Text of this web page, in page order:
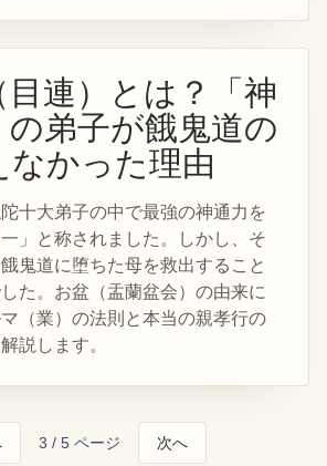
目連）とは？「神
の弟子が餓鬼道の
なかった理由
十大弟子の中で最強の神通力を
」と称されました。しかし、そ
鬼道に堕ちた母を救出すること
た。お盆（盂蘭盆会）の由来に
（業）の法則と本当の親孝行の
説します。
3 / 5 ページ 次へ